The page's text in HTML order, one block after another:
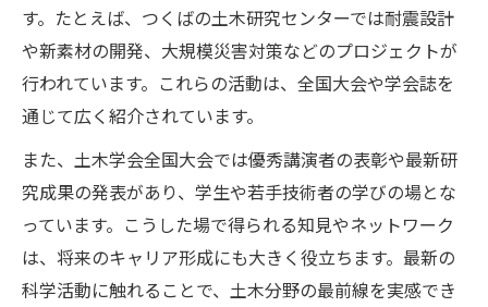
す。たとえば、つくばの土木研究センターでは耐震設計
や新素材の開発、大規模災害対策などのプロジェクトが
行われています。これらの活動は、全国大会や学会誌を
通じて広く紹介されています。
また、土木学会全国大会では優秀講演者の表彰や最新研
究成果の発表があり、学生や若手技術者の学びの場とな
っています。こうした場で得られる知見やネットワーク
は、将来のキャリア形成にも大きく役立ちます。最新の
科学活動に触れることで、土木分野の最前線を実感でき